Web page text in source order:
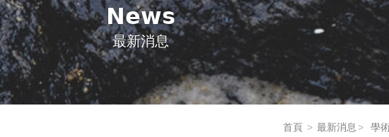
News
最新消息
首頁 最新消息 學